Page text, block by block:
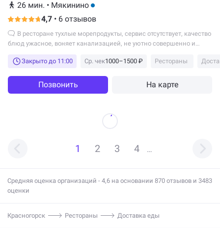
26 мин. • Мякинино
4,7 • 6 отзывов
блюд ужасное, воняет канализацией, не уютно совершенно и
главное чтобы ужин не привел к отравлению. Но такого мы еще не
Закрыто до 11:00 Ср. чек1000–1500 ₽ Рестораны
Позвонить На карте
1 2 3 4 …
Средняя оценка организаций - 4,6 на основании 870 отзывов и 3483
оценки
Красногорск Рестораны Доставка еды